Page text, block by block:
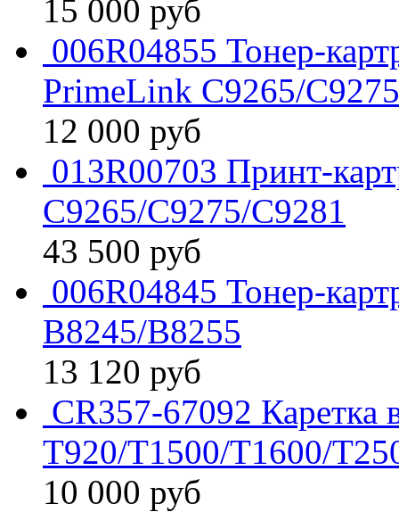
15 000 руб
006R04855 Тонер-
PrimeLink C9265/
12 000 руб
013R00703 Принт-
C9265/C9275/C9281
43 500 руб
006R04845 Тонер-
B8245/B8255
13 120 руб
CR357-67092 Каретка
T920/T1500/T1600/
10 000 руб